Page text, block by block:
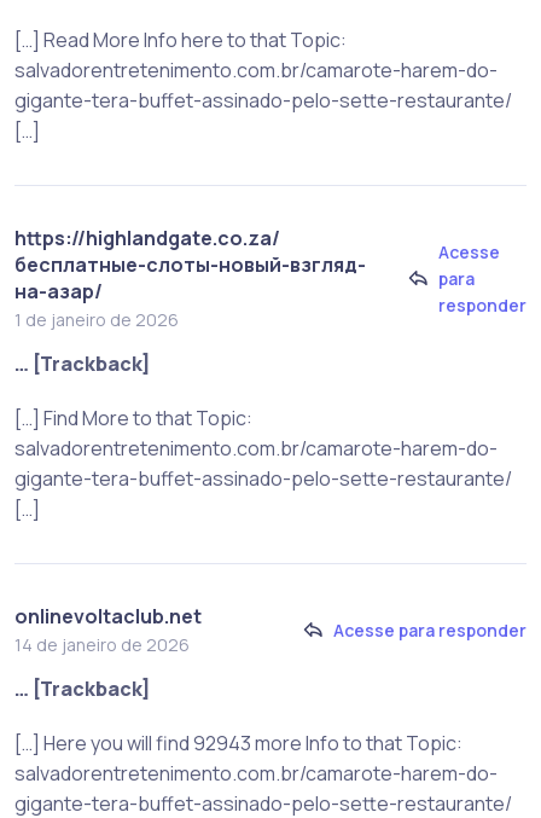
[…] Read More Info here to that Topic:
salvadorentretenimento.com.br/camarote-harem-do-
gigante-tera-buffet-assinado-pelo-sette-restaurante/
[…]
https://highlandgate.co.za/
бесплатные-слоты-новый-взгляд-
на-азар/
1 de janeiro de 2026
Acesse
para
responder
… [Trackback]
[…] Find More to that Topic:
salvadorentretenimento.com.br/camarote-harem-do-
gigante-tera-buffet-assinado-pelo-sette-restaurante/
[…]
onlinevoltaclub.net
14 de janeiro de 2026
Acesse para responder
… [Trackback]
[…] Here you will find 92943 more Info to that Topic:
salvadorentretenimento.com.br/camarote-harem-do-
gigante-tera-buffet-assinado-pelo-sette-restaurante/